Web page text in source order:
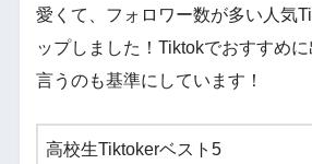
愛くて、フォロワー数が多い人気
ップしました！Tiktokでおすすめ
言うのも基準にしています！
高校生Tiktokerベスト5